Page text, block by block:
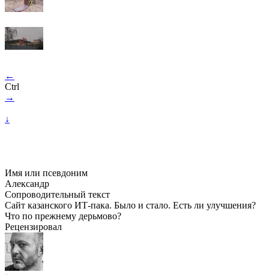
←
Ctrl
→
↓
Имя или псевдоним
Александр
Сопроводительный текст
Сайт казанского ИТ-пака. Было и стало. Есть ли улучшения?
Что по прежнему дерьмово?
Рецензировал